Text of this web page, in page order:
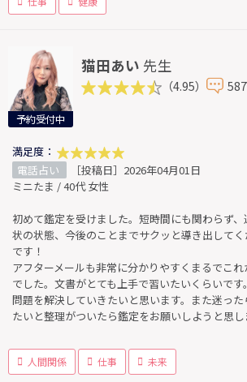
予約受付中
猫田あい 先生
（4.95）
満足度：
電話占い
［投稿日］2026年04月01日
ミニたま / 40代 女性
初めて鑑定を受けました。短時間にも関わらず
状の状態、今後のことまでサクッと導き出して
です！
アフターメールも非常に分かりやすくまるでこ
でした。文書がとても上手で習いたいくらいで
問題を解決していきたいと思います。また迷っ
たいと整理がついたら鑑定をお願いしようと思し
人間関係 仕事 未来